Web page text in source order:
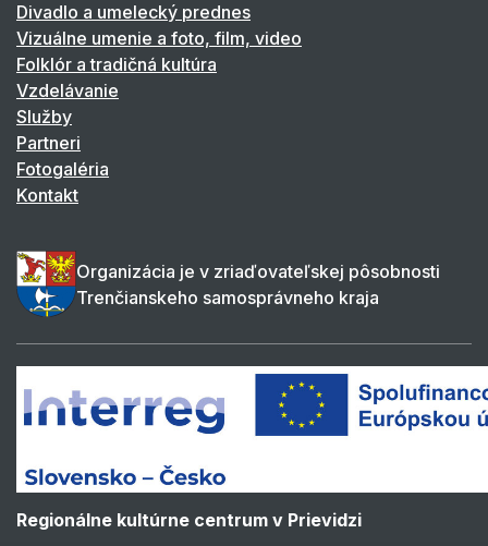
Divadlo a umelecký prednes
Vizuálne umenie a foto, film, video
Folklór a tradičná kultúra
Vzdelávanie
Služby
Partneri
Fotogaléria
Kontakt
Organizácia je v zriaďovateľskej pôsobnosti
Trenčianskeho samosprávneho kraja
Regionálne kultúrne centrum v Prievidzi